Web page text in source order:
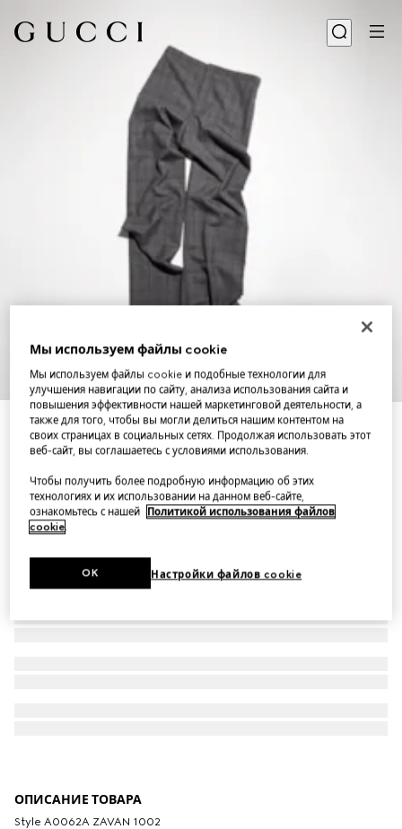
/5
Checked fine wool pants
ОПИСАНИЕ ТОВАРА
Style ‎A0062A ZAVAN 1002
Мы используем файлы cookie
Мы используем файлы cookie и подобные технологии для
улучшения навигации по сайту, анализа использования сайта и
повышения эффективности нашей маркетинговой деятельности, а
также для того, чтобы вы могли делиться нашим контентом на
своих страницах в социальных сетях. Продолжая использовать этот
веб-сайт, вы соглашаетесь с условиями использования.
Чтобы получить более подробную информацию об этих
технологиях и их использовании на данном веб-сайте,
ознакомьтесь с нашей
Политикой использования файлов
cookie.
Настройки файлов cookie
OK